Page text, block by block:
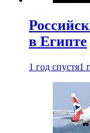
в Египте
1 год спустя1